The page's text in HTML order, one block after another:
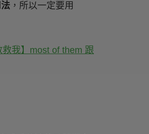
，所以一定要用
救我】most of them 跟